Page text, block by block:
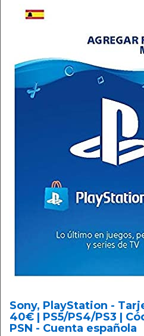
Sony, PlayStation -
40€ | PS5/PS4/PS3 |
PSN - Cuenta española